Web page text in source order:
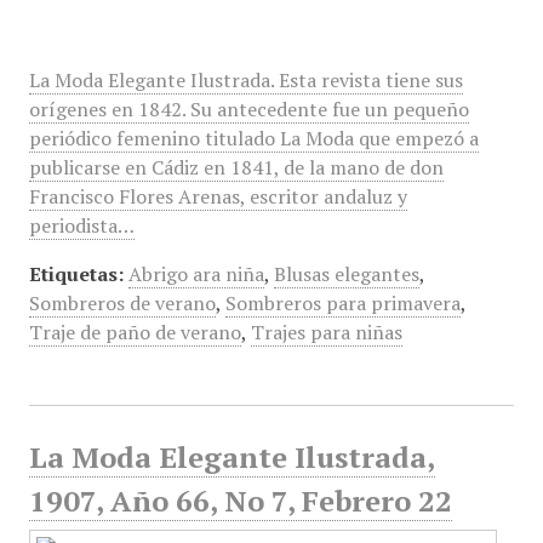
La Moda Elegante Ilustrada. Esta revista tiene sus
orígenes en 1842. Su antecedente fue un pequeño
periódico femenino titulado La Moda que empezó a
publicarse en Cádiz en 1841, de la mano de don
Francisco Flores Arenas, escritor andaluz y
periodista…
Etiquetas: Abrigo ara niña, Blusas elegantes,
Sombreros de verano, Sombreros para primavera,
Traje de paño de verano, Trajes para niñas
La Moda Elegante Ilustrada,
1907, Año 66, No 7, Febrero 22